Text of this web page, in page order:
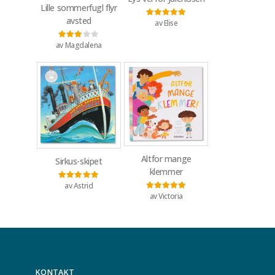
Lille sommerfugl flyr
avsted
Vurdert3av 5
av Magdalena
Vurdert5
av Elise
Sirkus-skipet
Vurdert5
av Astrid
Altfor mange
klemmer
Vurdert5av 5
av Victoria
KONTAKT